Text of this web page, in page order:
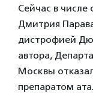
Сейчас в
Дмитрия
дистрофией
автора,
Москвы
препаратом